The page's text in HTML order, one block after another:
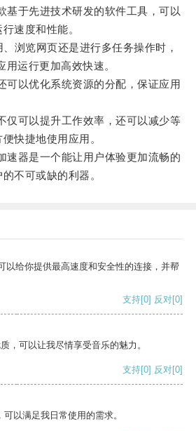
于先进技术研发的软件工具，可以
速度和性能。
览网页还是进行多任务操作时，
用运行更加高效快速。
以优化系统资源的分配，保证应用
可以提升工作效率，还可以减少等
快捷地使用应用。
器是一个能让用户体验更加流畅的
不可或缺的利器。
以给你提供最高速度和安全性的连接，并帮
支持[0] 反对[0]
，可以让我尽情享受音乐的魅力。
支持[0] 反对[0]
以满足我日常使用的需求。